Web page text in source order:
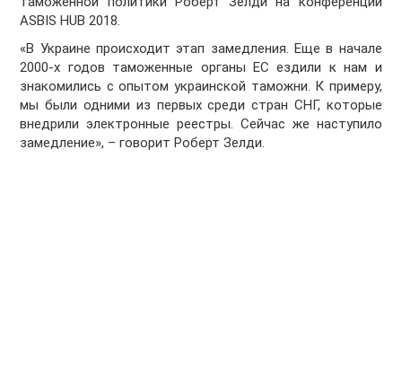
ASBIS HUB 2018.
«В Украине происходит этап замедления. Еще в начале
2000-х годов таможенные органы ЕС ездили к нам и
знакомились с опытом украинской таможни. К примеру,
мы были одними из первых среди стран СНГ, которые
внедрили электронные реестры. Сейчас же наступило
замедление», – говорит Роберт Зелди.